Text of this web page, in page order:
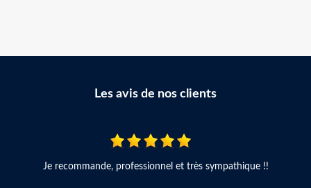
Les avis de nos clients
Je recommande, professionnel et très sympathique !!